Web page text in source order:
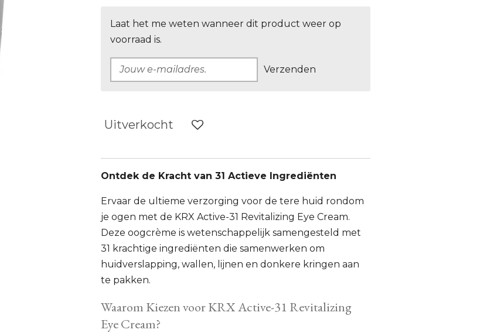
Laat het me weten wanneer dit product weer op
voorraad is.
Verzenden
Uitverkocht
Ontdek de Kracht van 31 Actieve Ingrediënten
Ervaar de ultieme verzorging voor de tere huid rondom
je ogen met de KRX Active-31 Revitalizing Eye Cream.
Deze oogcrème is wetenschappelijk samengesteld met
31 krachtige ingrediënten die samenwerken om
huidverslapping, wallen, lijnen en donkere kringen aan
te pakken.
Waarom Kiezen voor KRX Active-31 Revitalizing
Eye Cream?